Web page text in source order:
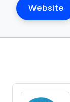
Website